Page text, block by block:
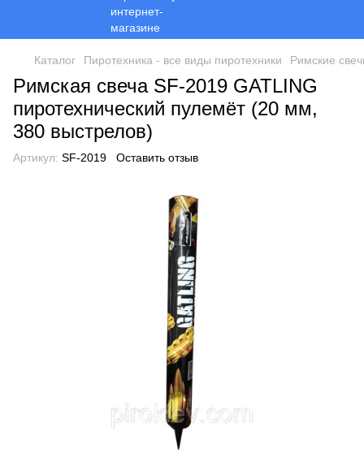
Каталог Пиротехника - все виды пиротехники Римские
Римская свеча SF-2019 GATLING
пиротехнический пулемёт (20 мм,
380 выстрелов)
Артикул: SF-2019 Оставить отзыв